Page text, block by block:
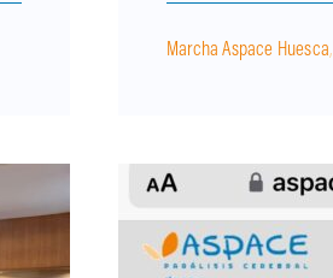
Marcha Aspace Huesca,